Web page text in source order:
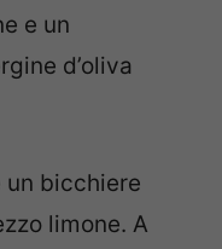
e un
d’oliva
un bicchiere
limone. A